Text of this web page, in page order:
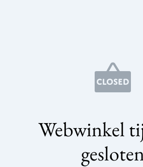
Webwinkel